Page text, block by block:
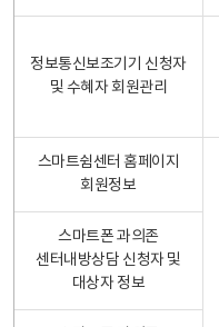
정보통신보조기기 신청자
및 수혜자 회원관리
스마트쉼센터 홈페이지
회원정보
스마트폰 과의존
센터내방상담 신청자 및
대상자 정보